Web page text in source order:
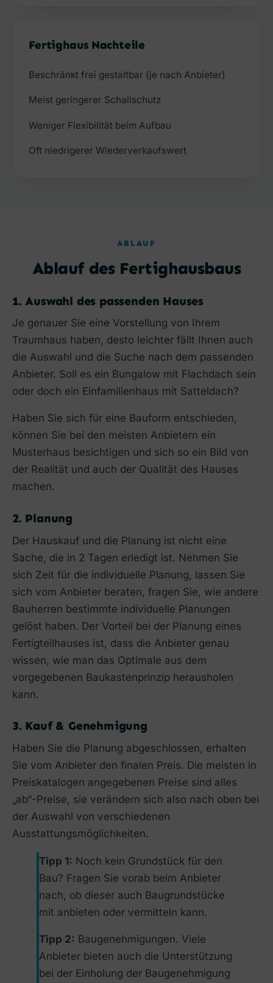
Fertighaus Nachteile
Beschränkt frei gestaltbar (je nach Anbieter)
Meist geringerer Schallschutz
Weniger Flexibilität beim Aufbau
Oft niedrigerer Wiederverkaufswert
ABLAUF
Ablauf des Fertighausbaus
1. Auswahl des passenden Hauses
Je genauer Sie eine Vorstellung von Ihrem
Traumhaus haben, desto leichter fällt Ihnen auch
die Auswahl und die Suche nach dem passenden
Anbieter. Soll es ein Bungalow mit Flachdach sein
oder doch ein Einfamilienhaus mit Satteldach?
Haben Sie sich für eine Bauform entschieden,
können Sie bei den meisten Anbietern ein
Musterhaus besichtigen und sich so ein Bild von
der Realität und auch der Qualität des Hauses
machen.
2. Planung
Der Hauskauf und die Planung ist nicht eine
Sache, die in 2 Tagen erledigt ist. Nehmen Sie
sich Zeit für die individuelle Planung, lassen Sie
sich vom Anbieter beraten, fragen Sie, wie andere
Bauherren bestimmte individuelle Planungen
gelöst haben. Der Vorteil bei der Planung eines
Fertigteilhauses ist, dass die Anbieter genau
wissen, wie man das Optimale aus dem
vorgegebenen Baukastenprinzip herausholen
kann.
3. Kauf & Genehmigung
Haben Sie die Planung abgeschlossen, erhalten
Sie vom Anbieter den finalen Preis. Die meisten in
Preiskatalogen angegebenen Preise sind alles
„ab“-Preise, sie verändern sich also nach oben bei
der Auswahl von verschiedenen
Ausstattungsmöglichkeiten.
Tipp 1: Noch kein Grundstück für den
Bau? Fragen Sie vorab beim Anbieter
nach, ob dieser auch Baugrundstücke
mit anbieten oder vermitteln kann.
Tipp 2: Baugenehmigungen. Viele
Anbieter bieten auch die Unterstützung
bei der Einholung der Baugenehmigung